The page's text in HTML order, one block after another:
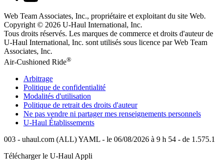
Web Team Associates, Inc., propriétaire et exploitant du site Web.
Copyright © 2026 U-Haul International, Inc.
Tous droits réservés. Les marques de commerce et droits d'auteur de
U-Haul International, Inc. sont utilisés sous licence par Web Team
Associates, Inc.
Air-Cushioned Ride®
Arbitrage
Politique de confidentialité
Modalités d'utilisation
Politique de retrait des droits d'auteur
Ne pas vendre ni partager mes renseignements personnels
U-Haul Établissements
003 - uhaul.com (ALL) YAML - le 06/08/2026 à 9 h 54 - de 1.575.1
Télécharger le U-Haul Appli